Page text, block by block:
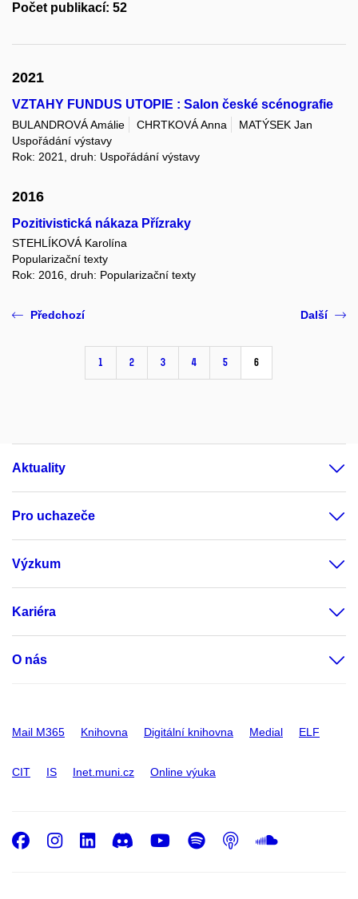
Počet publikací: 52
2021
VZTAHY FUNDUS UTOPIE : Salon české scénografie
BULANDROVÁ Amálie CHRTKOVÁ Anna
MATÝSEK Jan
Uspořádání výstavy
Rok: 2021, druh: Uspořádání výstavy
2016
Pozitivistická nákaza Přízraky
STEHLÍKOVÁ Karolína
Popularizační texty
Rok: 2016, druh: Popularizační texty
Předchozí
1 2 3 4 5 6
Další
Aktuality
Pro uchazeče
Výzkum
Kariéra
O nás
Mail M365 Knihovna Digitální knihovna Medial ELF
CIT IS Inet.muni.cz Online výuka
Facebook
Instagram
LinkedIn
DiscordYoutube
Spotify
Podcast